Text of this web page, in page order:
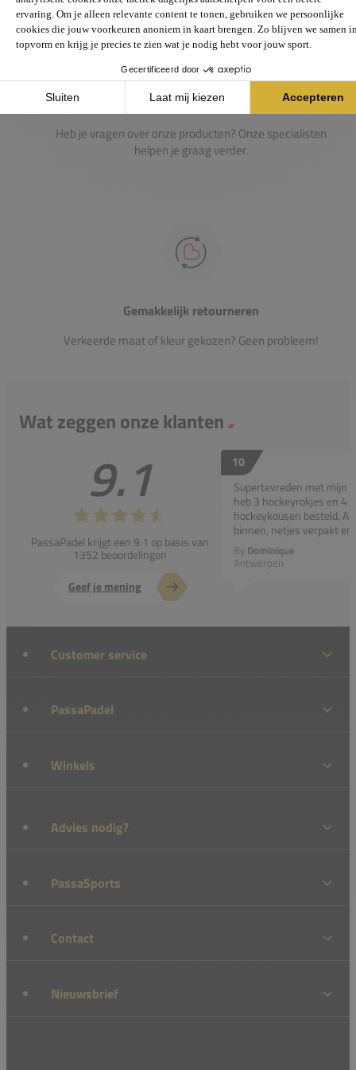
Passie voor de sport
Heb je vragen over onze producten? Onze specialisten
helpen je graag verder.
Gemakkelijk retourneren
Verkeerde maat of kleur gekozen? Geen probleem!
Wat zeggen onze klanten
9.1
PassaPadel krijgt een 9.1 op basis van
1352 beoordelingen
Geef je mening
10
Supertevreden met mijn
heb 3 hockeyrokjes en 4
hockeykousen besteld.
binnen, netjes verpakt
By Dominique
Antwerpen
Customer service
PassaPadel
Winkels
Advies nodig?
PassaSports
Contact
Nieuwsbrief